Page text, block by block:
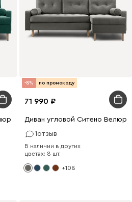
Изумрудный
-8% по промокоду
71 990
Диван угловой Ситено Велюр
1отзыв
В наличии в других
цветах: 8 шт.
+108